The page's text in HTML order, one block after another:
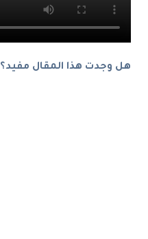
هل وجدت هذا المقال مفيد؟